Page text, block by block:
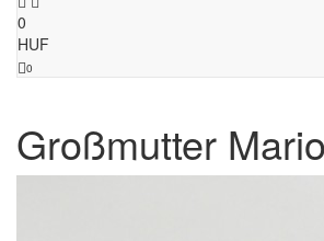
0
HUF
0
Großmutter